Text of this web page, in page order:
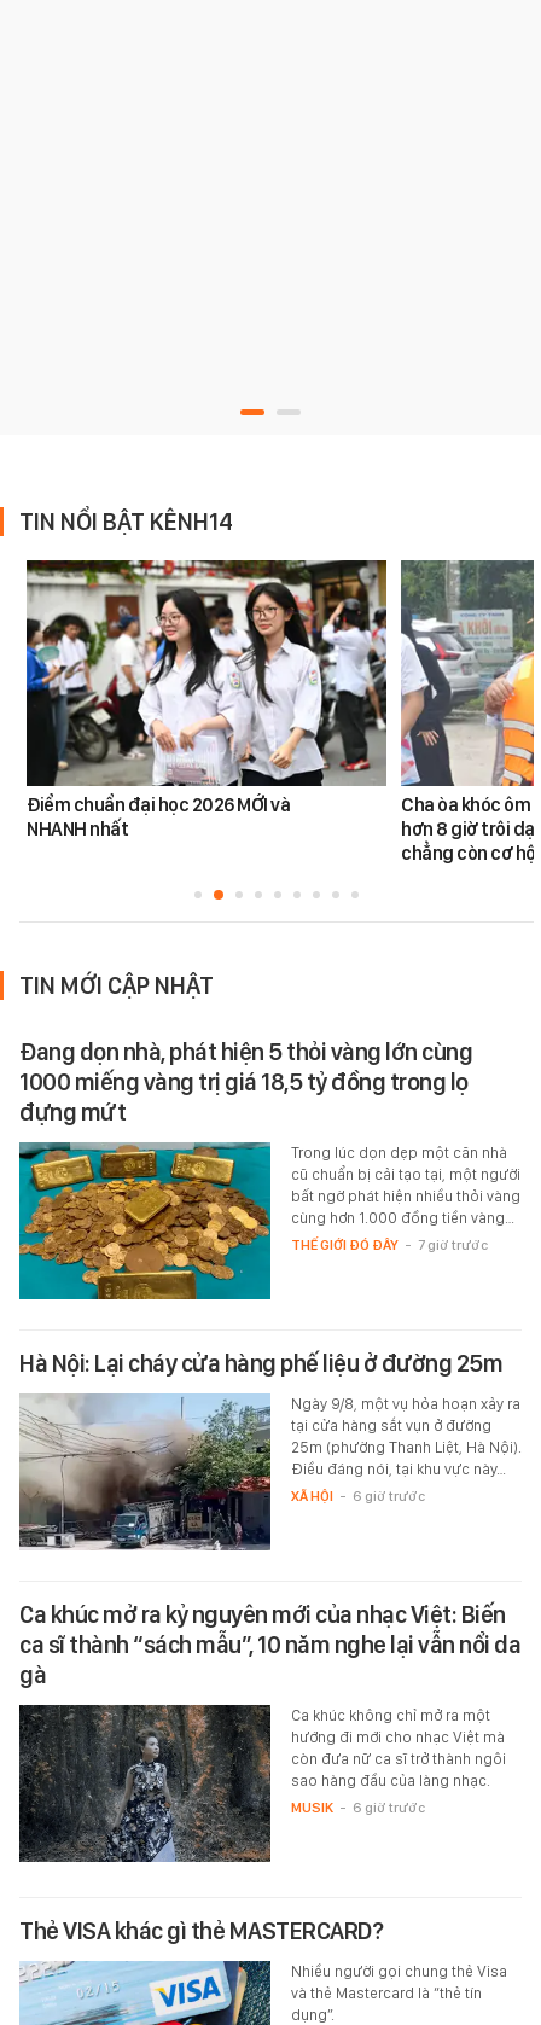
TIN NỔI BẬT KÊNH14
Điểm chuẩn đại học 2026 MỚI và
NHANH nhất
Cha òa khóc ôm
hơn 8 giờ trôi
chẳng còn cơ
TIN MỚI CẬP NHẬT
Đang dọn nhà, phát hiện 5 thỏi vàng lớn cùng
1000 miếng vàng trị giá 18,5 tỷ đồng trong lọ
đựng mứt
Trong lúc dọn dẹp một căn nhà
cũ chuẩn bị cải tạo tại, một người
bất ngờ phát hiện nhiều thỏi vàng
cùng hơn 1.000 đồng tiền vàng…
THẾ GIỚI ĐÓ ĐÂY - 7 giờ trước
Hà Nội: Lại cháy cửa hàng phế liệu ở đường 25m
Ngày 9/8, một vụ hỏa hoạn xảy ra
tại cửa hàng sắt vụn ở đường
25m (phường Thanh Liệt, Hà Nội).
Điều đáng nói, tại khu vực này…
XÃ HỘI - 6 giờ trước
Ca khúc mở ra kỷ nguyên mới của nhạc Việt: Biến
ca sĩ thành “sách mẫu”, 10 năm nghe lại vẫn nổi da
gà
Ca khúc không chỉ mở ra một
hướng đi mới cho nhạc Việt mà
còn đưa nữ ca sĩ trở thành ngôi
sao hàng đầu của làng nhạc.
MUSIK - 6 giờ trước
Thẻ VISA khác gì thẻ MASTERCARD?
Nhiều người gọi chung thẻ Visa
và thẻ Mastercard là “thẻ tín
dụng”.